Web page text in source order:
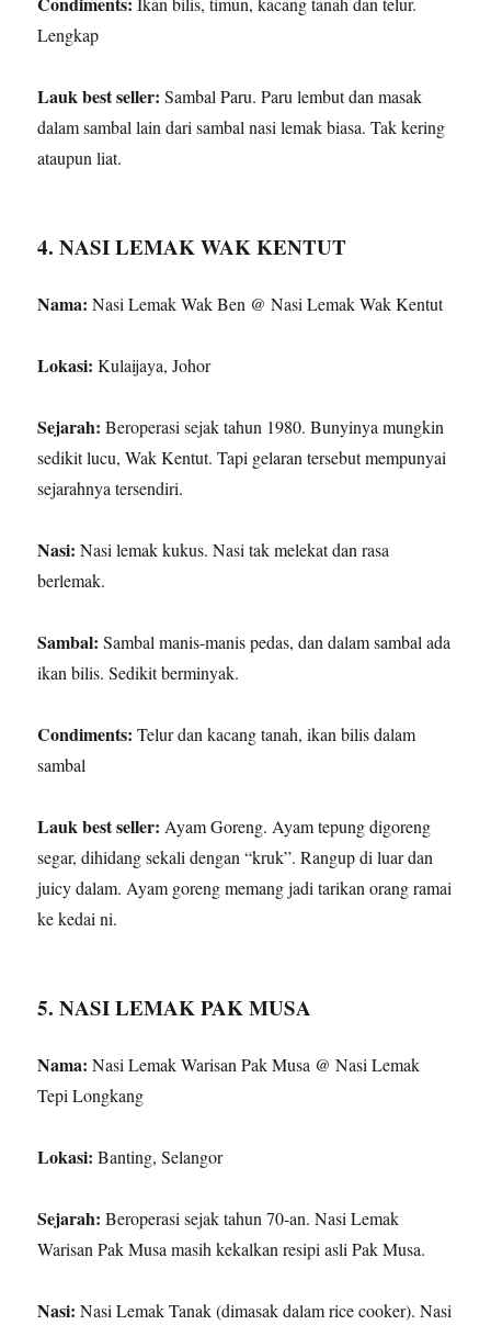
Lengkap
Lauk best seller: Sambal Paru. Paru lembut dan masak
dalam sambal lain dari sambal nasi lemak biasa. Tak kering
ataupun liat.
4. NASI LEMAK WAK KENTUT
Nama: Nasi Lemak Wak Ben @ Nasi Lemak Wak Kentut
Lokasi: Kulaijaya, Johor
Sejarah: Beroperasi sejak tahun 1980. Bunyinya mungkin
sedikit lucu, Wak Kentut. Tapi gelaran tersebut mempunyai
sejarahnya tersendiri.
Nasi: Nasi lemak kukus. Nasi tak melekat dan rasa
berlemak.
Sambal: Sambal manis-manis pedas, dan dalam sambal ada
ikan bilis. Sedikit berminyak.
Condiments: Telur dan kacang tanah, ikan bilis dalam
sambal
Lauk best seller: Ayam Goreng. Ayam tepung digoreng
segar, dihidang sekali dengan “kruk”. Rangup di luar dan
juicy dalam. Ayam goreng memang jadi tarikan orang ramai
ke kedai ni.
5. NASI LEMAK PAK MUSA
Nama: Nasi Lemak Warisan Pak Musa @ Nasi Lemak
Tepi Longkang
Lokasi: Banting, Selangor
Sejarah: Beroperasi sejak tahun 70-an. Nasi Lemak
Warisan Pak Musa masih kekalkan resipi asli Pak Musa.
Nasi: Nasi Lemak Tanak (dimasak dalam rice cooker). Nasi